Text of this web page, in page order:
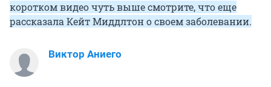
коротком видео чуть выше смотрите, что еще
рассказала Кейт Миддлтон о своем заболевании.
Виктор Аниего